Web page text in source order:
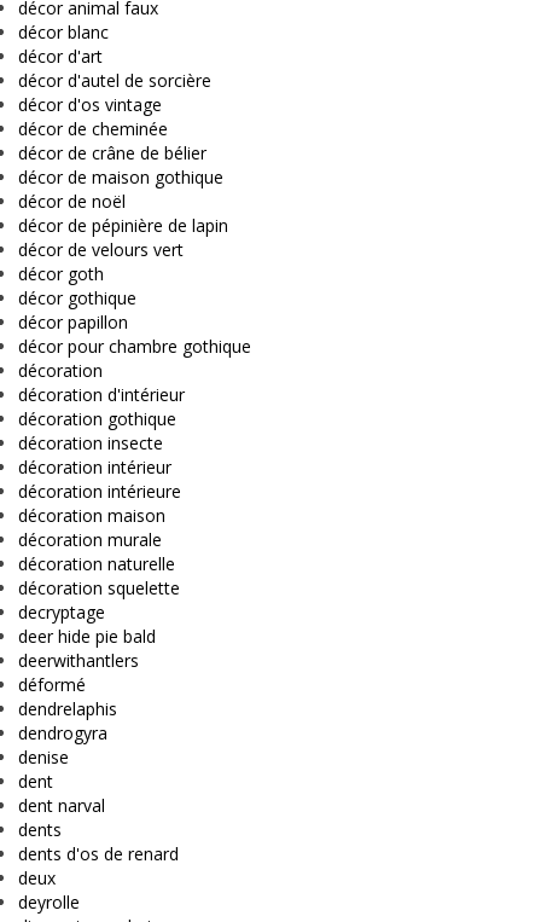
décor animal faux
décor blanc
décor d'art
décor d'autel de sorcière
décor d'os vintage
décor de cheminée
décor de crâne de bélier
décor de maison gothique
décor de noël
décor de pépinière de lapin
décor de velours vert
décor goth
décor gothique
décor papillon
décor pour chambre gothique
décoration
décoration d'intérieur
décoration gothique
décoration insecte
décoration intérieur
décoration intérieure
décoration maison
décoration murale
décoration naturelle
décoration squelette
decryptage
deer hide pie bald
deerwithantlers
déformé
dendrelaphis
dendrogyra
denise
dent
dent narval
dents
dents d'os de renard
deux
deyrolle